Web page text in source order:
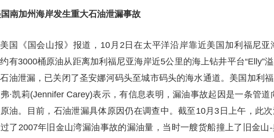
南加州海岸发生重大石油泄漏事故
《国会山报》报道，10月2日在太平洋沿岸靠近美国加利福尼亚
有3000桶原油从距离加利福尼亚海岸近5公里的海上钻井平台“Elly”
油泄漏，已关闭了圣安娜河码头至城市码头的海水通道。美国加利
·凯莉(Jennifer Carey)表示，有信息表明，漏油事故起因是一条管道
油。目前，石油泄漏具体原因仍在调查中。截至10月3日上午，此
了2007年旧金山湾漏油事故的漏油量，当时一艘货船撞上了旧金山